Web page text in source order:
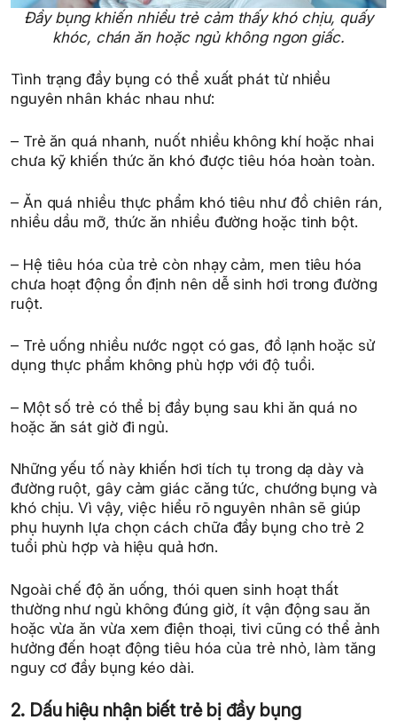
Đầy bụng khiến nhiều trẻ cảm thấy khó chịu, quấy
khóc, chán ăn hoặc ngủ không ngon giấc.
Tình trạng đầy bụng có thể xuất phát từ nhiều
nguyên nhân khác nhau như:
– Trẻ ăn quá nhanh, nuốt nhiều không khí hoặc nhai
chưa kỹ khiến thức ăn khó được tiêu hóa hoàn toàn.
– Ăn quá nhiều thực phẩm khó tiêu như đồ chiên rán,
nhiều dầu mỡ, thức ăn nhiều đường hoặc tinh bột.
– Hệ tiêu hóa của trẻ còn nhạy cảm, men tiêu hóa
chưa hoạt động ổn định nên dễ sinh hơi trong đường
ruột.
– Trẻ uống nhiều nước ngọt có gas, đồ lạnh hoặc sử
dụng thực phẩm không phù hợp với độ tuổi.
– Một số trẻ có thể bị đầy bụng sau khi ăn quá no
hoặc ăn sát giờ đi ngủ.
Những yếu tố này khiến hơi tích tụ trong dạ dày và
đường ruột, gây cảm giác căng tức, chướng bụng và
khó chịu. Vì vậy, việc hiểu rõ nguyên nhân sẽ giúp
phụ huynh lựa chọn cách chữa đầy bụng cho trẻ 2
tuổi phù hợp và hiệu quả hơn.
Ngoài chế độ ăn uống, thói quen sinh hoạt thất
thường như ngủ không đúng giờ, ít vận động sau ăn
hoặc vừa ăn vừa xem điện thoại, tivi cũng có thể ảnh
hưởng đến hoạt động tiêu hóa của trẻ nhỏ, làm tăng
nguy cơ đầy bụng kéo dài.
2. Dấu hiệu nhận biết trẻ bị đầy bụng